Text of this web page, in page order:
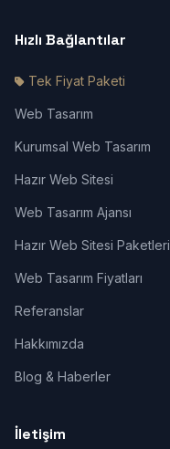
Hızlı Bağlantılar
Tek Fiyat Paketi
Web Tasarım
Kurumsal Web Tasarım
Hazır Web Sitesi
Web Tasarım Ajansı
Hazır Web Sitesi Paketleri
Web Tasarım Fiyatları
Referanslar
Hakkımızda
Blog & Haberler
İletişim